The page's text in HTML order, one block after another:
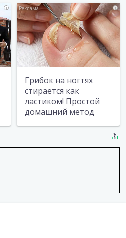
i i
Грибок на ногтях
стирается как
ластиком! Простой
домашний метод